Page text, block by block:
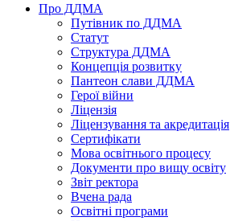
Про ДДМА
Путівник по ДДМА
Статут
Структура ДДМА
Концепція розвитку
Пантеон слави ДДМА
Герої війни
Ліцензія
Ліцензування та акредитація
Сертифікати
Мова освітнього процесу
Документи про вищу освіту
Звіт ректора
Вчена рада
Освітні програми